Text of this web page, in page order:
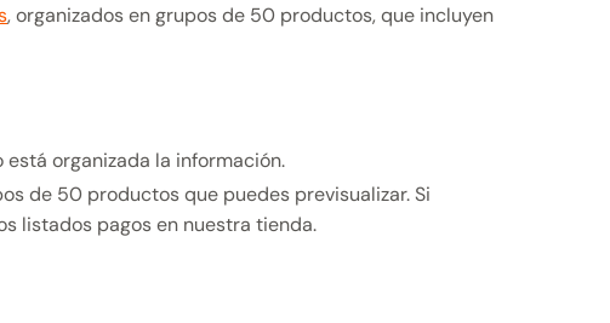
, organizados en grupos de 50 productos, que incluyen
organizada la información.
de 50 productos que puedes previsualizar. Si
listados pagos en nuestra tienda.